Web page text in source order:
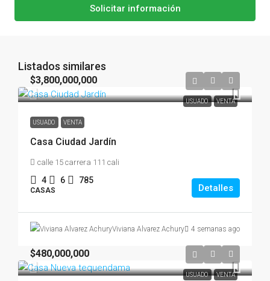
Solicitar información
Listados similares
USUADO VENTA
$3,800,000,000
USUADO VENTA
Casa Ciudad Jardín
calle 15 carrera 111 cali
4 6 785
CASAS Detalles
Viviana Alvarez Achury 4 semanas ago
USUADO VENTA
$480,000,000